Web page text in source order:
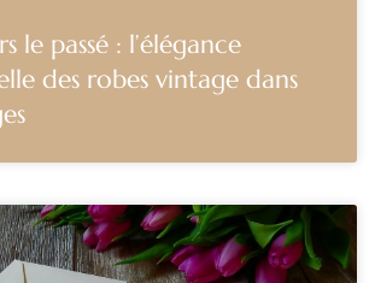
le passé : l’élégance
des robes vintage dans